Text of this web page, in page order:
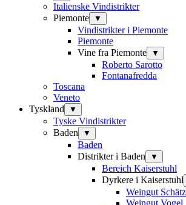
Italienske Vindistrikter
Piemonte
▼
Vindistrikter i Piemonte
Piemonte
Vine fra Piemonte
▼
Roberto Sarotto
Fontanafredda
Toscana
Veneto
Tyskland
▼
Tyske Vindistrikter
Baden
▼
Baden
Distrikter i Baden
▼
Bereich Kaiserstuhl
Dyrkere i Kaiserstuhl
Weingut
Weingut Vogel